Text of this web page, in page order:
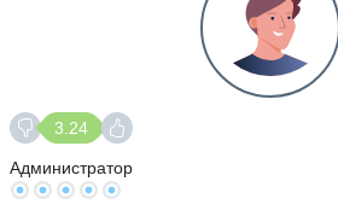
3.24
Администратор